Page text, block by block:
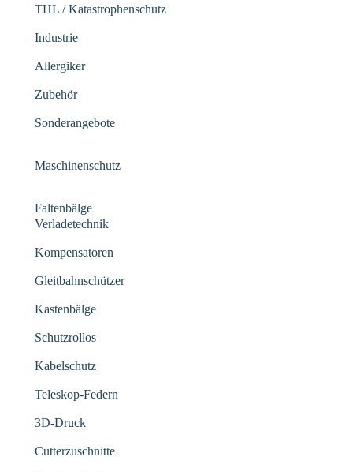
THL / Katastrophenschutz
Industrie
Allergiker
Zubehör
Sonderangebote
Maschinenschutz
Faltenbälge
Verladetechnik
Kompensatoren
Gleitbahnschützer
Kastenbälge
Schutzrollos
Kabelschutz
Teleskop-Federn
3D-Druck
Cutterzuschnitte